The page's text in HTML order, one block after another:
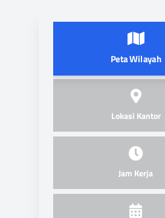
Peta Wilayah
Lokasi Kantor
Jam Kerja